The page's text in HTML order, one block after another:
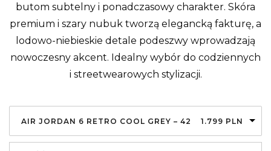
butom subtelny i ponadczasowy charakter. Skóra
premium i szary nubuk tworzą elegancką fakturę, a
lodowo-niebieskie detale podeszwy wprowadzają
nowoczesny akcent. Idealny wybór do codziennych
i streetwearowych stylizacji.
AIR JORDAN 6 RETRO COOL GREY – 42 1.799 PLN